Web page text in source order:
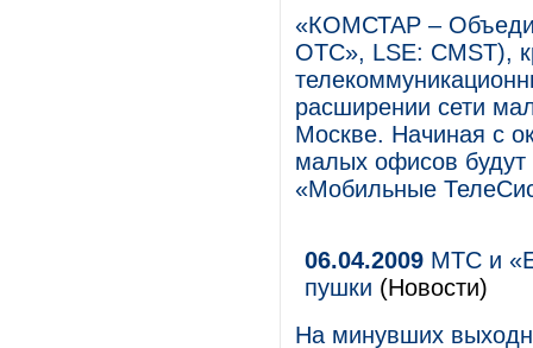
«КОМСТАР –
ОТС», LSE: CMST),
расширении сети
Москве. Начиная с
малых офисов
«Мобильные
06.04.2009 МТС и
пушки (Новости)
На минувших